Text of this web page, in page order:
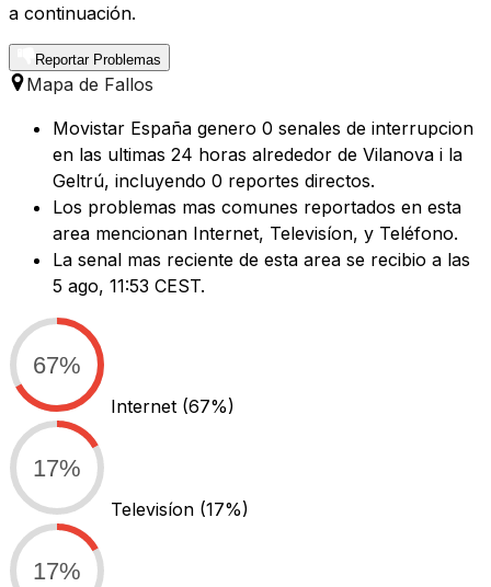
a continuación.
Reportar Problemas
Mapa de Fallos
Movistar España genero 0 senales de interrupcion
en las ultimas 24 horas alrededor de Vilanova i la
Geltrú, incluyendo 0 reportes directos.
Los problemas mas comunes reportados en esta
area mencionan Internet, Televisíon, y Teléfono.
La senal mas reciente de esta area se recibio a las
5 ago, 11:53 CEST.
67%
Internet (67%)
17%
Televisíon (17%)
17%